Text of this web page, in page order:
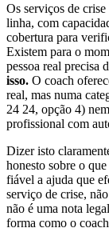
Os serviços de
linha, com
cobertura para
Existem para o
pessoa real precisa
isso. O coach
real, mas numa
24 24, opção 4)
profissional com
Dizer isto
honesto sobre o
fiável a ajuda que
serviço de crise,
não é uma nota
forma como o